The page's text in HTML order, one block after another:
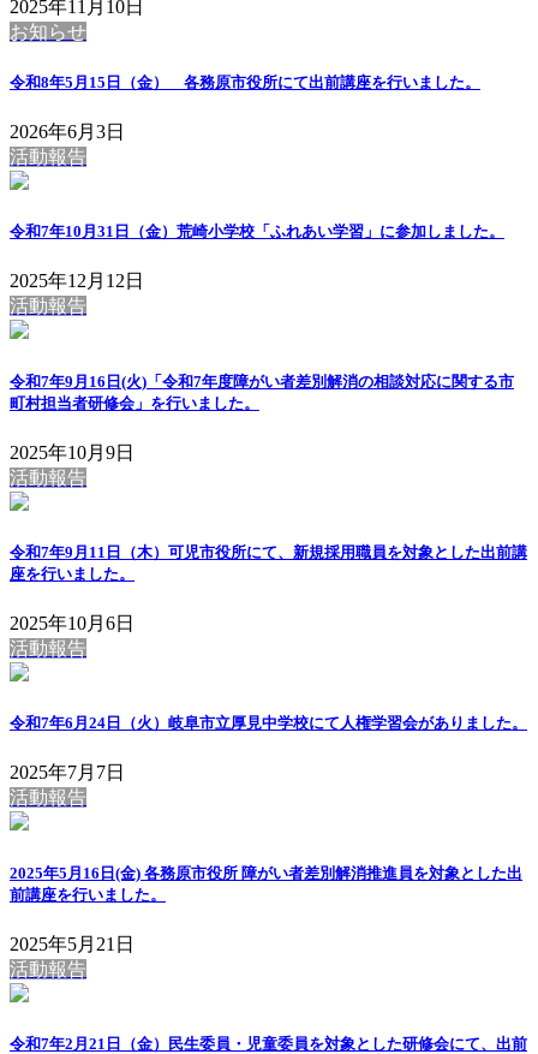
2025年11月10日
お知らせ
令和8年5月15日（金） 各務原市役所にて出前講座を行いました。
2026年6月3日
活動報告
令和7年10月31日（金）荒崎小学校「ふれあい学習」に参加しました。
2025年12月12日
活動報告
令和7年9月16日(火)「令和7年度障がい者差別解消の相談対応に関する市
町村担当者研修会」を行いました。
2025年10月9日
活動報告
令和7年9月11日（木）可児市役所にて、新規採用職員を対象とした出前講
座を行いました。
2025年10月6日
活動報告
令和7年6月24日（火）岐阜市立厚見中学校にて人権学習会がありました。
2025年7月7日
活動報告
2025年5月16日(金) 各務原市役所 障がい者差別解消推進員を対象とした出
前講座を行いました。
2025年5月21日
活動報告
令和7年2月21日（金）民生委員・児童委員を対象とした研修会にて、出前